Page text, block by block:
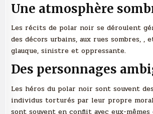
Une atmosphère
Les récits de polar noir se déroulent
des décors urbains, aux rues sombres, ,
glauque, sinistre et oppressante.
Des personnages
Les héros du polar noir sont souvent
individus torturés par leur propre
sont souvent en conflit avec eux-